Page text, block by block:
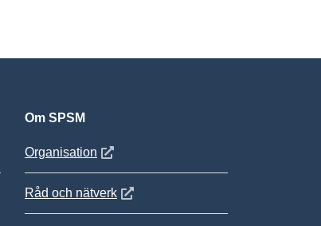
Om SPSM
Organisation Öppnas i nytt fönster
Råd och nätverkÖppnas i nytt fönster